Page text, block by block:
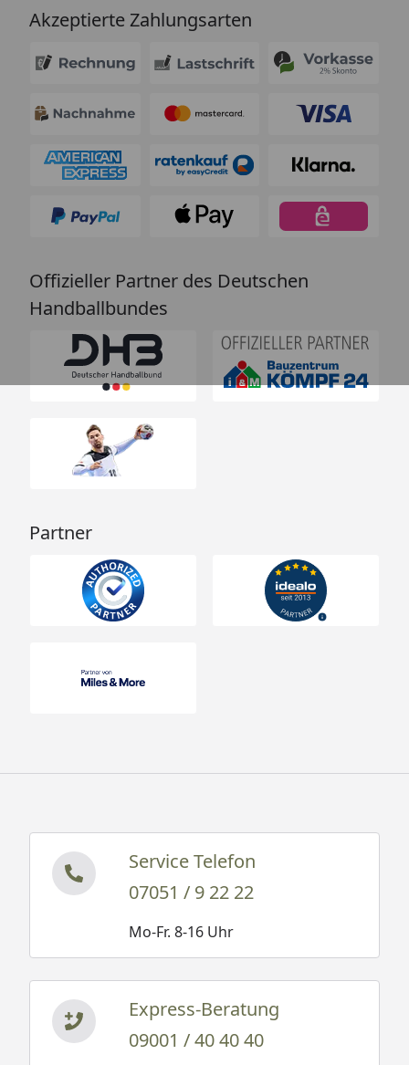
Akzeptierte Zahlungsarten
Offizieller Partner des Deutschen
Handballbundes
Partner
Service Telefon
07051 / 9 22 22
Mo-Fr. 8-16 Uhr
Express-Beratung
09001 / 40 40 40